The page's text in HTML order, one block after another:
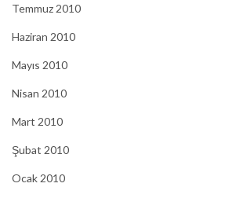
Temmuz 2010
Haziran 2010
Mayıs 2010
Nisan 2010
Mart 2010
Şubat 2010
Ocak 2010